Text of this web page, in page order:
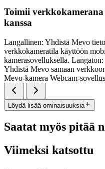
Toimii
kanssa
Langallinen: Yhdistä Mevo
verkkokameratila käyttöön
kamerasovelluksella.
Yhdistä Mevo samaan
Mevo-kamera Webcam-
Löydä lisää ominaisuuksia
Saatat myös pitää
Viimeksi katsottu